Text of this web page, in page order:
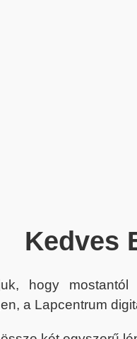
Kedves
hogy
a Lapcentrum